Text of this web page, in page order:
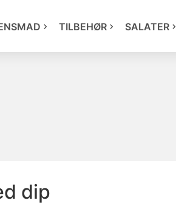
TILBEHØR SALATER
dip